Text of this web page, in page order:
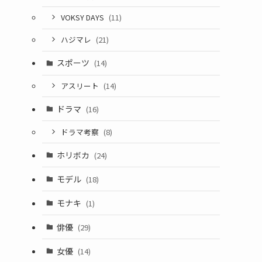
VOKSY DAYS (11)
ハジマレ (21)
スポーツ (14)
アスリート (14)
ドラマ (16)
ドラマ考察 (8)
ホリボカ (24)
モデル (18)
モナキ (1)
俳優 (29)
女優 (14)